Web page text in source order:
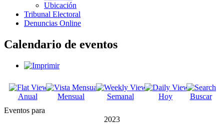
Ubicación
Tribunal Electoral
Denuncias Online
Calendario de eventos
Anual Mensual Semanal Hoy
Buscar
Eventos para
2023